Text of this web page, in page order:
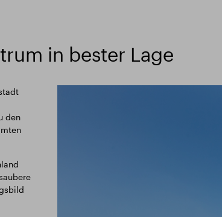
in bester Lage
den